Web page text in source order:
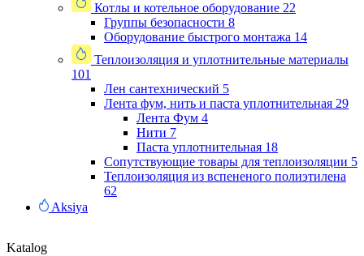
Котлы и котельное оборудование 22
Группы безопасности 8
Оборудование быстрого монтажа 14
Теплоизоляция и уплотнительные материалы
101
Лен сантехнический 5
Лента фум, нить и паста уплотнительная 29
Лента Фум 4
Нити 7
Паста уплотнительная 18
Сопутствующие товары для теплоизоляции 5
Теплоизоляция из вспененого полиэтилена
62
Aksiya
Katalog